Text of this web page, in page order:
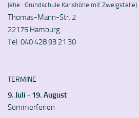
(ehe.: Grundschule Karlshöhe mit Zweigstelle)
Thomas-Mann-Str. 2
22175 Hamburg
Tel. 040 428 93 21 30
TERMINE
9. Juli - 19. August
Sommerferien